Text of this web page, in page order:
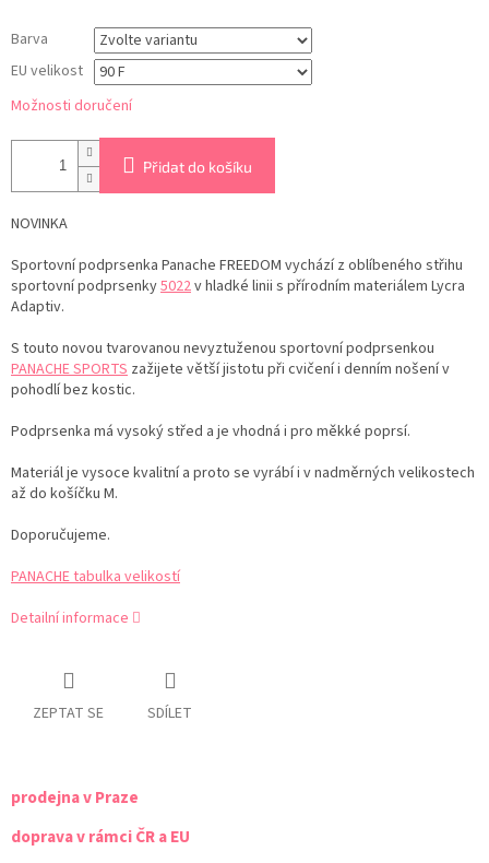
Barva
EU velikost
Možnosti doručení
Přidat do košíku
NOVINKA
Sportovní podprsenka Panache FREEDOM vychází z oblíbeného střihu
sportovní podprsenky5022v hladké linii s přírodním materiálem Lycra
Adaptiv.
S touto novou tvarovanou nevyztuženou sportovní podprsenkou
PANACHE SPORTS zažijete větší jistotu při cvičení i denním nošení v
pohodlí bez kostic.
Podprsenka má vysoký střed a je vhodná i pro měkké poprsí.
Materiál je vysoce kvalitní a proto se vyrábí i v nadměrných velikostech
až do košíčku M.
Doporučujeme.
PANACHE tabulka velikostí
Detailní informace
ZEPTAT SE SDÍLET
prodejna v Praze
doprava v rámci ČR a EU